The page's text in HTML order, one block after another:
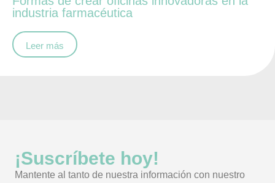
industria farmacéutica
Leer más
¡Suscríbete hoy!
Mantente al tanto de nuestra información con nuestro